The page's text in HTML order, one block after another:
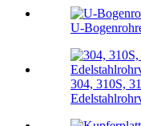
U-
304, 310S,